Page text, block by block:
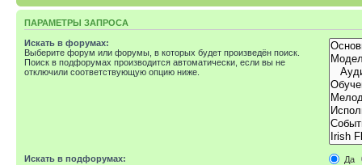
ПАРАМЕТРЫ ЗАПРОСА
Искать в форумах:
Выберите форум или форумы, в которых будет произведён поиск.
Поиск в подфорумах производится автоматически, если вы не
отключили соответствующую опцию ниже.
Искать в подфорумах:
Да